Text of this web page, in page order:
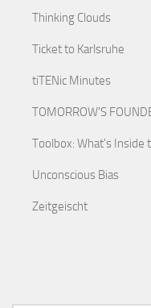
Thinking Clouds
Ticket to Karlsruhe
tiTENic Minutes
TOMORROW'S
Toolbox: What's Inside
Unconscious Bias
Zeitgeischt